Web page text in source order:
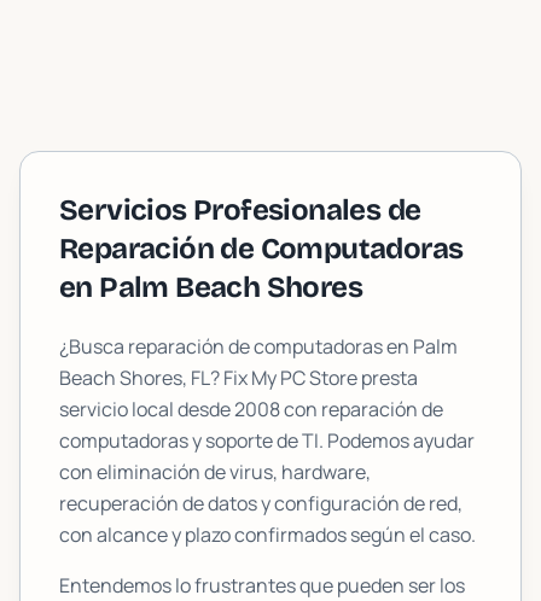
Servicios Profesionales de
Reparación de Computadoras
en Palm Beach Shores
¿Busca reparación de computadoras en Palm
Beach Shores, FL? Fix My PC Store presta
servicio local desde 2008 con reparación de
computadoras y soporte de TI. Podemos ayudar
con eliminación de virus, hardware,
recuperación de datos y configuración de red,
con alcance y plazo confirmados según el caso.
Entendemos lo frustrantes que pueden ser los